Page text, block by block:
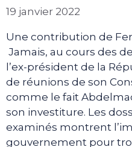
19 janvier 2022
Une contribution de
Jamais, au cours des
l’ex-président de la
de réunions de son
comme le fait
son investiture. Les
examinés montrent
gouvernement pour